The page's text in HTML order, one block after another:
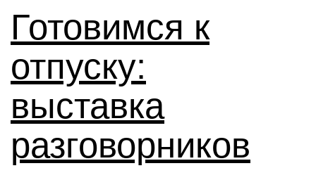
Готовимся к
отпуску:
выставка
разговорников